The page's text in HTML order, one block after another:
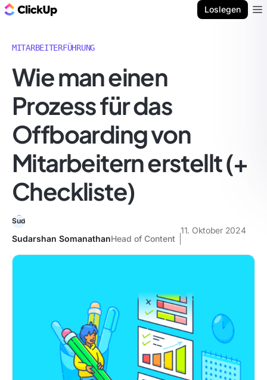
Loslegen
MITARBEITERFÜHRUNG
Wie man einen
Prozess für das
Offboarding von
Mitarbeitern erstellt (+
Checkliste)
Sudarshan SomanathanHead of Content
11. Oktober 2024